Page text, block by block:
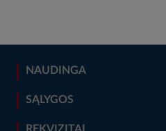
NAUDINGA
SĄLYGOS